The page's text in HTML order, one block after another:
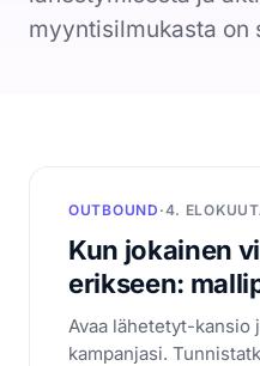
Yritykset, ihmiset ja kaupat
Tietosuoja
EU ja yksityisyys keskiössä
Seuraava siirto
Kertoo mitä tehdä seuraavaksi
myyntisilmukasta on
OUTBOUND ·4.
Kun jokainen
erikseen:
Avaa lähetetyt-kansio
kampanjasi.